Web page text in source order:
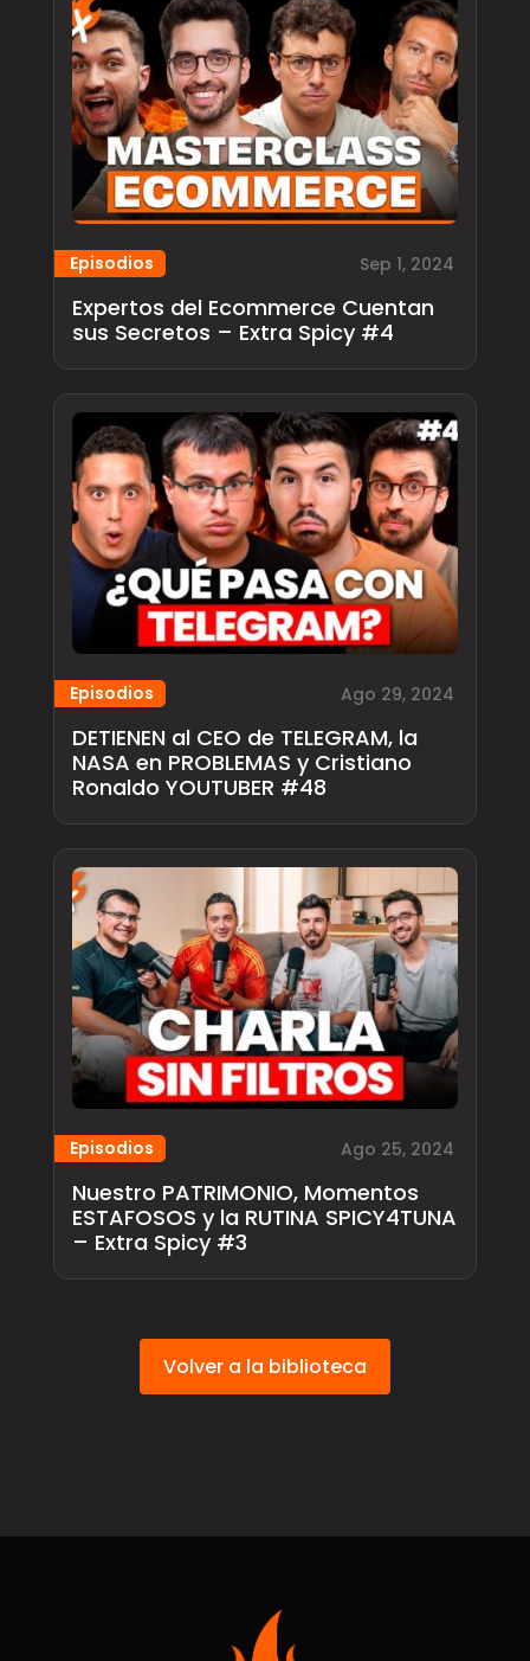
Episodios Sep 1, 2024
Expertos del Ecommerce Cuentan
sus Secretos – Extra Spicy #4
Episodios Ago 29, 2024
DETIENEN al CEO de TELEGRAM, la
NASA en PROBLEMAS y Cristiano
Ronaldo YOUTUBER #48
Episodios Ago 25, 2024
Nuestro PATRIMONIO, Momentos
ESTAFOSOS y la RUTINA SPICY4TUNA
– Extra Spicy #3
Volver a la biblioteca